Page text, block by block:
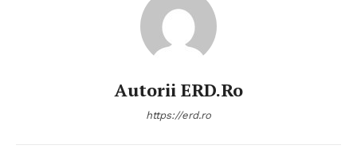
Autorii ERD.ro
https://erd.ro